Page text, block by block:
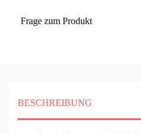
Frage zum Produkt
BESCHREIBUNG